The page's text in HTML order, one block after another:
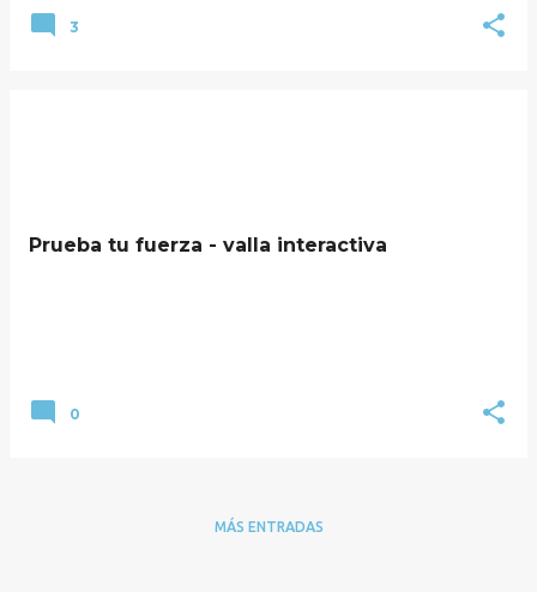
3
Prueba tu fuerza - valla interactiva
0
MÁS ENTRADAS